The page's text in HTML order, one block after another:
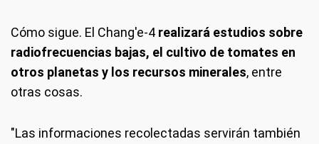
Cómo sigue. El Chang'e-4 realizará estudios sobre
radiofrecuencias bajas, el cultivo de tomates en
otros planetas y los recursos minerales, entre
otras cosas.
"Las informaciones recolectadas servirán también